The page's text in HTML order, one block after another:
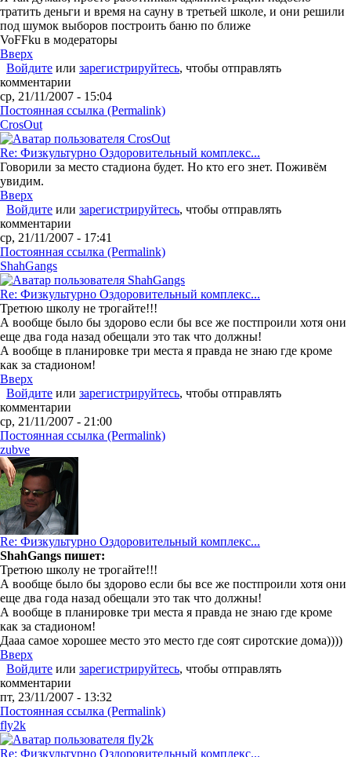
тратить деньги и время на сауну в третьей школе, и они решили
под шумок выборов построить баню по ближе
VoFFku в модераторы
Вверх
Войдите или зарегистрируйтесь, чтобы отправлять
комментарии
ср, 21/11/2007 - 15:04
Постоянная ссылка (Permalink)
CrosOut
Re: Физкультурно Оздоровительный комплекс...
Говорили за место стадиона будет. Но кто его знет. Поживём
увидим.
Вверх
Войдите или зарегистрируйтесь, чтобы отправлять
комментарии
ср, 21/11/2007 - 17:41
Постоянная ссылка (Permalink)
ShahGangs
Re: Физкультурно Оздоровительный комплекс...
Третюю школу не трогайте!!!
А вообще было бы здорово если бы все же постпроили хотя они
еще два года назад обещали это так что должны!
А вообще в планировке три места я правда не знаю где кроме
как за стадионом!
Вверх
Войдите или зарегистрируйтесь, чтобы отправлять
комментарии
ср, 21/11/2007 - 21:00
Постоянная ссылка (Permalink)
zubve
Re: Физкультурно Оздоровительный комплекс...
ShahGangs пишет:
Третюю школу не трогайте!!!
А вообще было бы здорово если бы все же постпроили хотя они
еще два года назад обещали это так что должны!
А вообще в планировке три места я правда не знаю где кроме
как за стадионом!
Дааа самое хорошее место это место где соят сиротские дома))))
Вверх
Войдите или зарегистрируйтесь, чтобы отправлять
комментарии
пт, 23/11/2007 - 13:32
Постоянная ссылка (Permalink)
fly2k
Re: Физкультурно Оздоровительный комплекс...